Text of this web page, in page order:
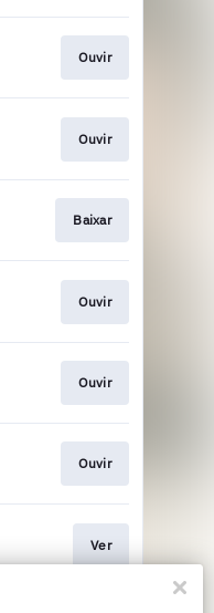
Ouvir
Ouvir
Baixar
Ouvir
Ouvir
Ouvir
Ver